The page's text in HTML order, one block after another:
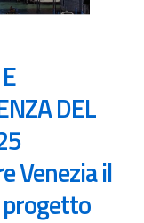
DEL
Venezia il
progetto